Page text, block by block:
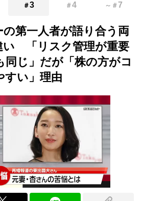
＃3 ＃4 ～ ＃7
第一人者が語り合う両
い 「リスク管理が重要
同じ」だが「株の方がコ
すい」理由